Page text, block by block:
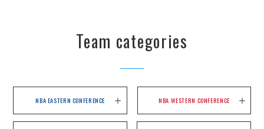
Team categories
NBA EASTERN CONFERENCE NBA WESTERN CONFERENCE